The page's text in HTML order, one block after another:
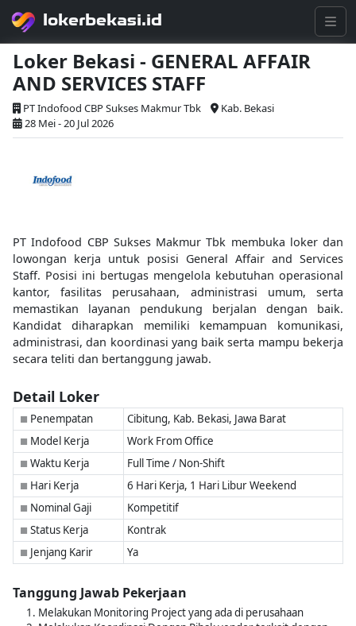
lokerbekasi.id
Loker Bekasi - GENERAL AFFAIR
AND SERVICES STAFF
PT Indofood CBP Sukses Makmur Tbk
Kab. Bekasi
28 Mei - 20 Jul 2026
PT Indofood CBP Sukses Makmur Tbk membuka loker dan
lowongan kerja untuk posisi General Affair and Services
Staff. Posisi ini bertugas mengelola kebutuhan operasional
kantor, fasilitas perusahaan, administrasi umum, serta
memastikan layanan pendukung berjalan dengan baik.
Kandidat diharapkan memiliki kemampuan komunikasi,
administrasi, dan koordinasi yang baik serta mampu bekerja
secara teliti dan bertanggung jawab.
Detail Loker
■ Penempatan Cibitung, Kab. Bekasi, Jawa Barat
■ Model Kerja Work From Office
■ Waktu Kerja Full Time / Non-Shift
■ Hari Kerja 6 Hari Kerja, 1 Hari Libur Weekend
■ Nominal Gaji Kompetitif
■ Status Kerja Kontrak
■ Jenjang Karir Ya
Tanggung Jawab Pekerjaan
Melakukan Monitoring Project yang ada di perusahaan